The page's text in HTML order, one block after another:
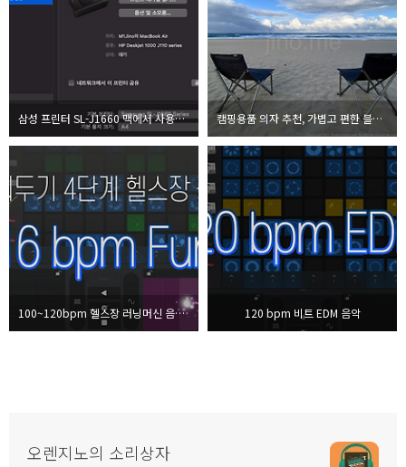
삼성 프린터 SL-J1660 맥에서 사용하는 방법 캠핑용품 의자 추천, 가볍고 편한 블랙디어 릴렉스 체어
100~120bpm 헬스장 러닝머신 음악 (Feat. 거리두기 4단계) 둠치둠치펑크 bpm 116 120 bpm 비트 EDM 음악
오렌지노의 소리상자